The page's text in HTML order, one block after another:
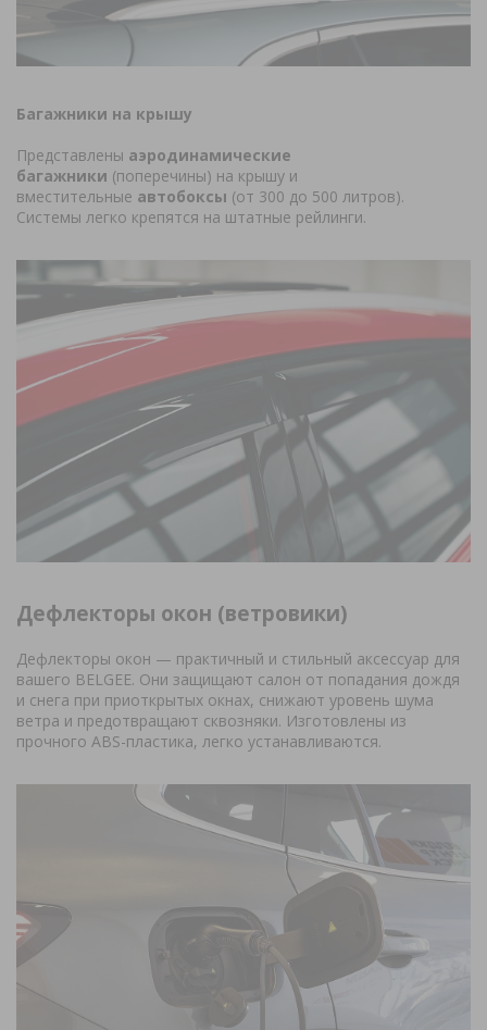
Багажники на крышу
Представлены аэродинамические
багажники (поперечины) на крышу и
вместительные автобоксы (от 300 до 500 литров).
Системы легко крепятся на штатные рейлинги.
Дефлекторы окон (ветровики)
Дефлекторы окон — практичный и стильный аксессуар для
вашего BELGEE. Они защищают салон от попадания дождя
и снега при приоткрытых окнах, снижают уровень шума
ветра и предотвращают сквозняки. Изготовлены из
прочного ABS-пластика, легко устанавливаются.